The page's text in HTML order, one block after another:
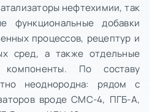
нефтехимии, так
функциональные добавки
процессов, рецептур и
сред, а также отдельные
компоненты. По составу
неоднородна: рядом с
вроде СМС-4, ПГБ-А,